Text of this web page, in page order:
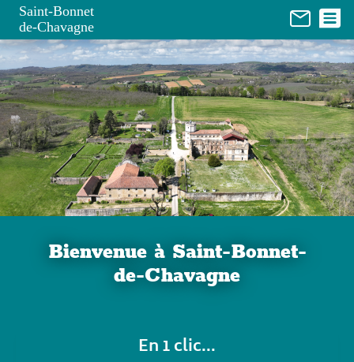
Saint-Bonnet
de-Chavagne
Bienvenue à Saint-Bonnet-
de-Chavagne
En 1 clic...
Panneau de gestion des cookies